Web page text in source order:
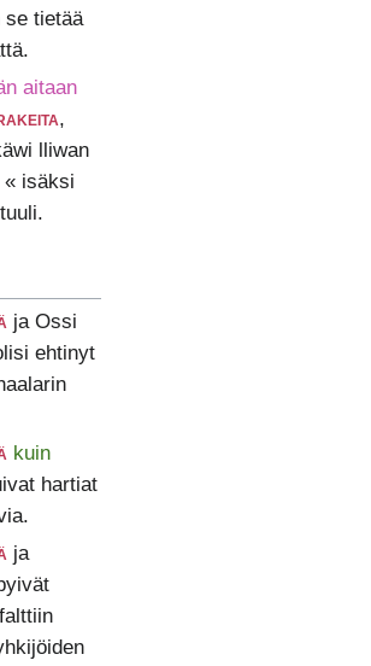
se tietää
aitaan
,
lliwan
isäksi
ja Ossi
ehtinyt
kuin
hartiat
ja